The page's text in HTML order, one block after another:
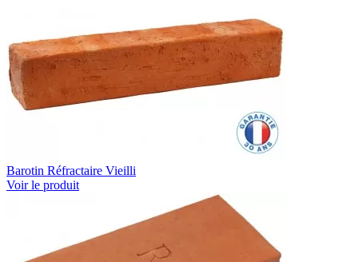
Barotin Réfractaire Vieilli
Voir le produit